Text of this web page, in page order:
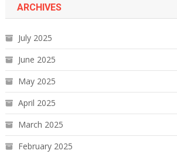
ARCHIVES
July 2025
June 2025
May 2025
April 2025
March 2025
February 2025